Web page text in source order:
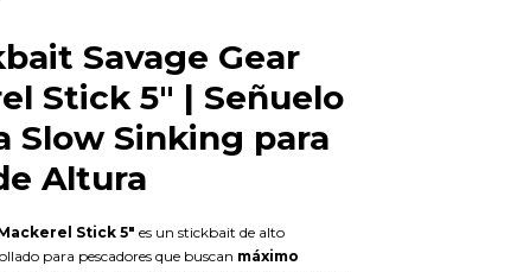
Savage Gear
Stick 5" | Señuelo
Slow Sinking para
Altura
Stick 5" es un stickbait de alto
para pescadores que buscan máximo